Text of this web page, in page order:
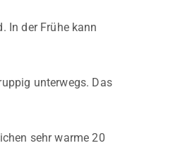
In der Frühe kann
unterwegs. Das
sehr warme 20